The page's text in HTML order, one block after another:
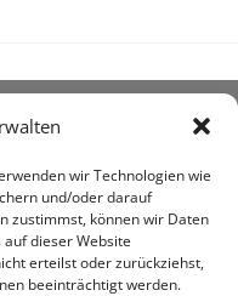
wir Technologien wie
und/oder darauf
zustimmst, können wir Daten
dieser Website
erteilst oder zurückziehst,
beeinträchtigt werden.